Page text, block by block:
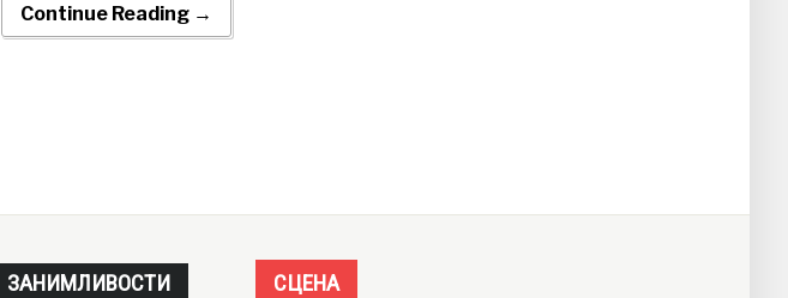
Continue Reading →
ЗАНИМЛИВОСТИ СЦЕНА